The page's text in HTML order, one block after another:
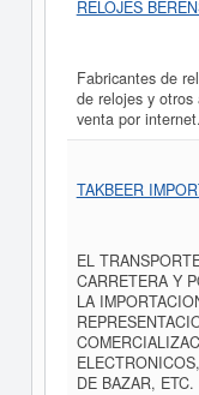
RELOJES
Fabricantes de
de relojes y otros
venta por internet.
TAKBEER
EL
CARRETERA Y
LA
DE BAZAR, ETC.